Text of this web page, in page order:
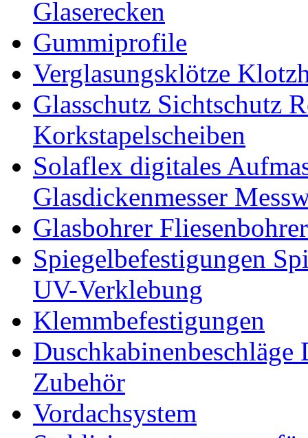
Glaserecken
Gummiprofile
Verglasungsklötze
Glasschutz Sichtschutz
Korkstapelscheiben
Solaflex digitales
Glasdickenmesser
Glasbohrer
Spiegelbefestigungen
UV-Verklebung
Klemmbefestigungen
Zubehör
Vordachsystem